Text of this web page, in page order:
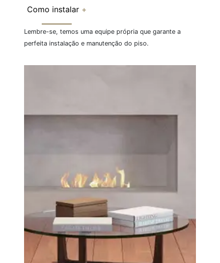
Como instalar +
Lembre-se, temos uma equipe própria que garante a
perfeita instalação e manutenção do piso.